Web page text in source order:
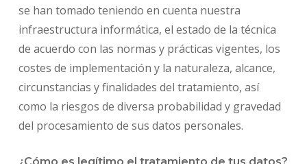
se han tomado teniendo en cuenta nuestra
infraestructura informática, el estado de la técnica
de acuerdo con las normas y prácticas vigentes, los
costes de implementación y la naturaleza, alcance,
circunstancias y finalidades del tratamiento, así
como la riesgos de diversa probabilidad y gravedad
del procesamiento de sus datos personales.